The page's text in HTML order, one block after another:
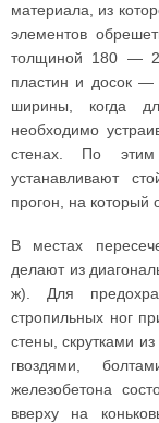
материала, из
элементов
толщиной 180 —
пластин и досок
ширины, когда
необходимо
стенах. По
устанавливают
прогон, на который
В местах
делают из
ж). Для
стропильных ног
стены, скрутками
гвоздями,
железобетона
вверху на